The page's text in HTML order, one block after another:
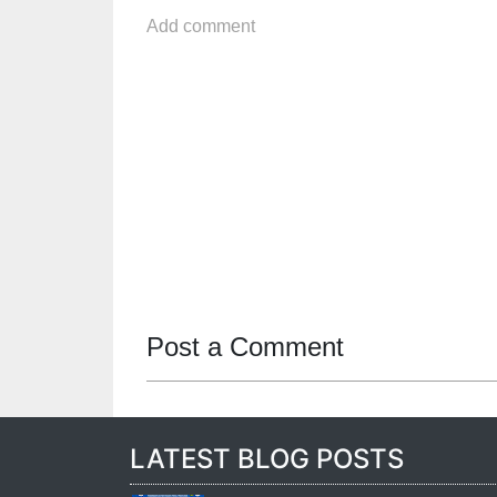
Add comment
Post a Comment
LATEST BLOG POSTS